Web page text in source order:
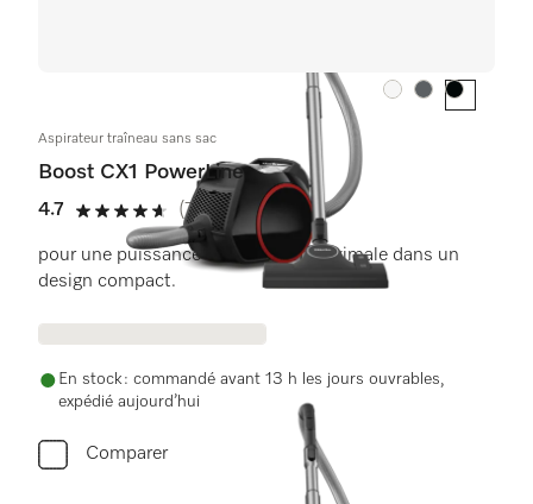
Couleur:
Couleur:Couleur:
Aspirateur traîneau sans sac
Boost CX1 PowerLine
4.7
4.7 étoiles sur 5
(77 critiques)
pour une puissance d’aspiration maximale dans un
design compact.
En stock : commandé avant 13 h les jours ouvrables,
expédié aujourd’hui
Comparer